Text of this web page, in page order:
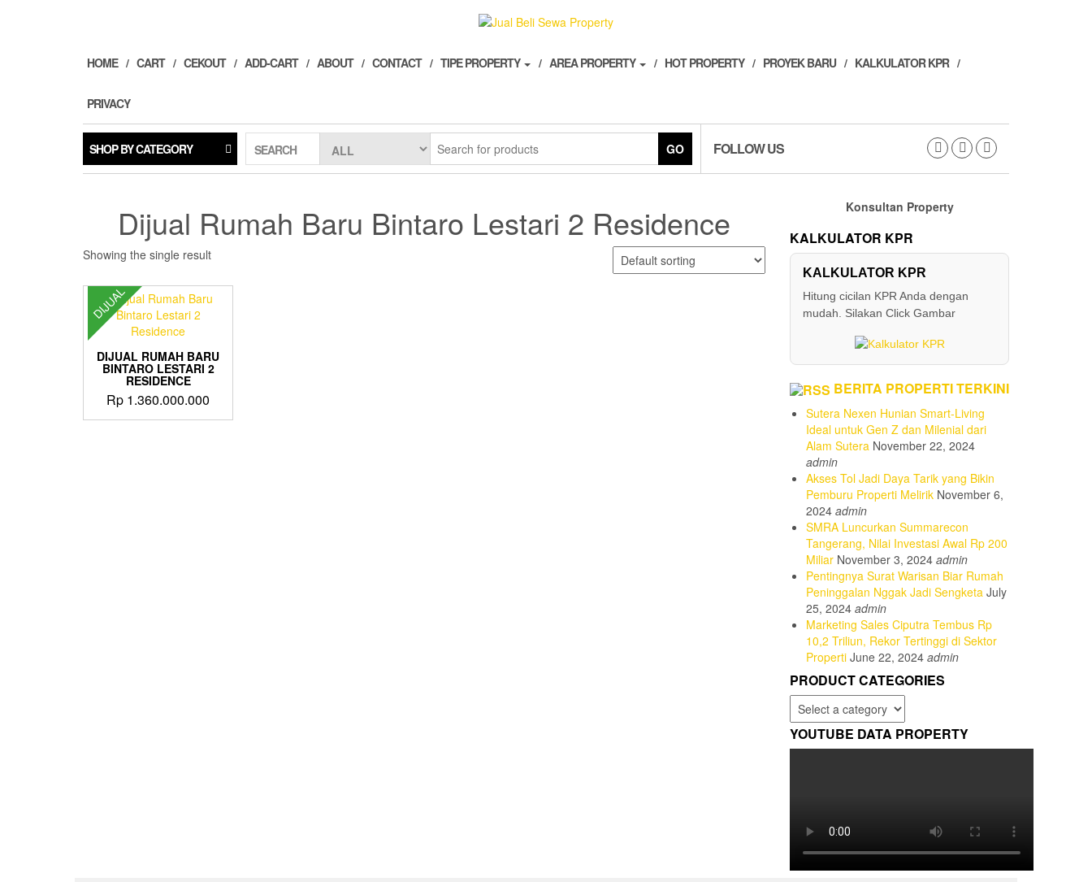
HOME CART CEKOUT ADD-CART ABOUT CONTACT TIPE PROPERTY AREA PROPERTY HOT PROPERTY PROYEK BARU KALKULATOR KPR
PRIVACY
SHOP BY CATEGORY SEARCH GO FOLLOW US
Dijual Rumah Baru Bintaro Lestari 2 Residence
Showing the single result
DIJUAL
DIJUAL RUMAH BARU
BINTARO LESTARI 2
RESIDENCE
Rp 1.360.000.000
Konsultan Property
KALKULATOR KPR
KALKULATOR KPR
Hitung cicilan KPR Anda dengan
mudah. Silakan Click Gambar
BERITA PROPERTI TERKINI
Sutera Nexen Hunian Smart-Living
Ideal untuk Gen Z dan Milenial dari
Alam Sutera November 22, 2024
admin
Akses Tol Jadi Daya Tarik yang Bikin
Pemburu Properti Melirik November 6,
2024 admin
SMRA Luncurkan Summarecon
Tangerang, Nilai Investasi Awal Rp 200
Miliar November 3, 2024 admin
Pentingnya Surat Warisan Biar Rumah
Peninggalan Nggak Jadi Sengketa July
25, 2024 admin
Marketing Sales Ciputra Tembus Rp
10,2 Triliun, Rekor Tertinggi di Sektor
Properti June 22, 2024 admin
PRODUCT CATEGORIES
YOUTUBE DATA PROPERTY